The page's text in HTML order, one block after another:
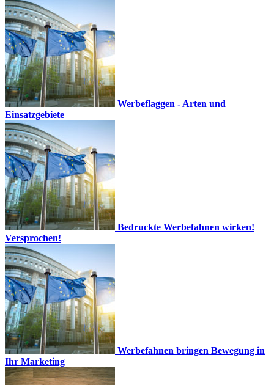
Werbeflaggen - Arten und
Einsatzgebiete
Bedruckte Werbefahnen wirken!
Versprochen!
Werbefahnen bringen Bewegung in
Ihr Marketing